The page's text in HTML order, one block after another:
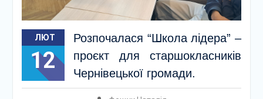
ЛЮТ
12
Розпочалася “Школа лідера” –
проєкт для старшокласників
Чернівецької громади.